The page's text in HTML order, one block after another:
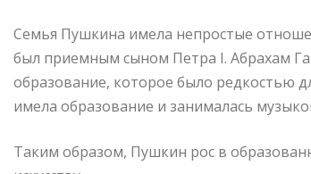
Семья Пушкина имела непростые
был приемным сыном Петра I. Абрахам
образование, которое было редкостью
имела образование и занималась
Таким образом, Пушкин рос в